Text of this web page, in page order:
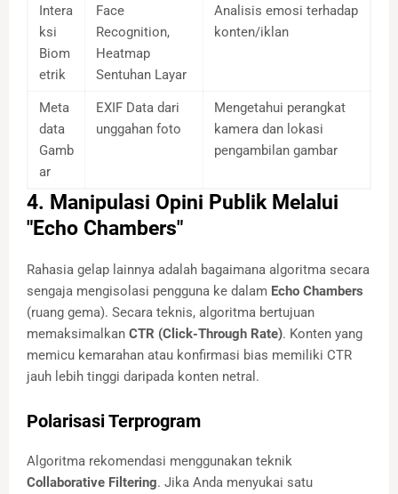
Intera
ksi
Biom
etrik
Face
Recognition,
Heatmap
Sentuhan Layar
Analisis emosi terhadap
konten/iklan
Meta
data
Gamb
ar
EXIF Data dari
unggahan foto
Mengetahui perangkat
kamera dan lokasi
pengambilan gambar
4. Manipulasi Opini Publik Melalui
"Echo Chambers"
Rahasia gelap lainnya adalah bagaimana algoritma secara
sengaja mengisolasi pengguna ke dalam Echo Chambers
(ruang gema). Secara teknis, algoritma bertujuan
memaksimalkan CTR (Click-Through Rate). Konten yang
memicu kemarahan atau konfirmasi bias memiliki CTR
jauh lebih tinggi daripada konten netral.
Polarisasi Terprogram
Algoritma rekomendasi menggunakan teknik
Collaborative Filtering. Jika Anda menyukai satu